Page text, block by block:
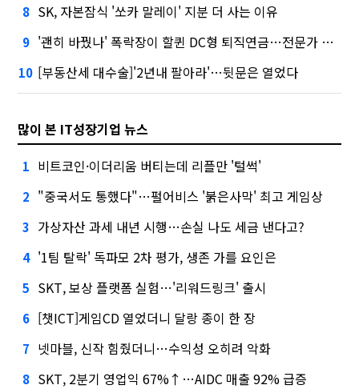
8 SK, 자본잠식 '쏘카 말레이' 지분 더 사는 이유
9 '괜히 바꿨나' 폭락장이 할퀸 DC형 퇴직연금…전문가 조언은
10 [부동산세 대수술]'2년내 팔아라'…뒷문은 열었다
많이 본 IT성장기업 뉴스
1 비트코인·이더리움 버티는데 리플만 '털썩'
2 "중국서도 통했다"…펄어비스 '붉은사막' 최고 게임상
3 가상자산 과세 내년 시행…손실 나도 세금 낸다고?
4 '1팀 탈락' 독파모 2차 평가, 생존 가를 요인은
5 SKT, 보상 플랫폼 실험…'리워드링크' 출시
6 [챗ICT]게임CD 열었더니 달랑 종이 한 장
7 넷마블, 신작 힘줬더니…수익성 오히려 악화
8 SKT, 2분기 영업익 67%↑…AIDC 매출 92% 급증